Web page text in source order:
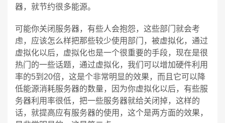
器，就节约很多能源。
可能你关闭服务器，有些人会抱怨，这些部门就会考
虑，应该怎么样把那些较少使用部门，被虚拟化，通过
虚拟化以后，虚拟化也是一个很重要的手段，现在是很
热门的一些话题，通过虚拟化，我们可以增加硬件利用
率的5到20倍，这是个非常明显的效果，而且它可以降
低能源消耗服务器的数量，因为你虚拟化以后，有些服
务器利用率很低，把一些服务器就给关闭掉，这样的
话，就提高应有服务器的使用，这个是两方面的效果，